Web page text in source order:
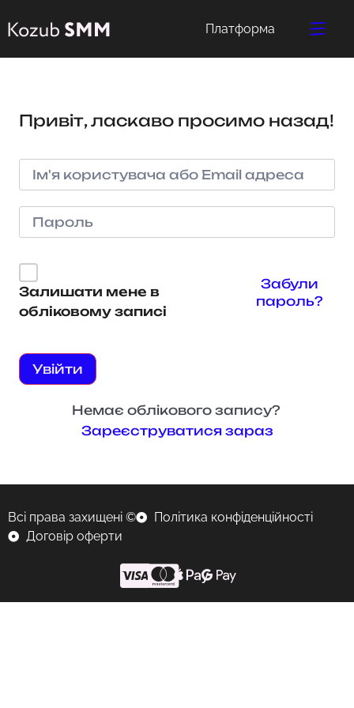
Платформа
Привіт, ласкаво просимо назад!
Залишати мене в
обліковому записі
Забули
пароль?
Увійти
Немає облікового запису?
Зареєструватися зараз
Всі права захищені ©
Політика конфіденційності
Договір оферти